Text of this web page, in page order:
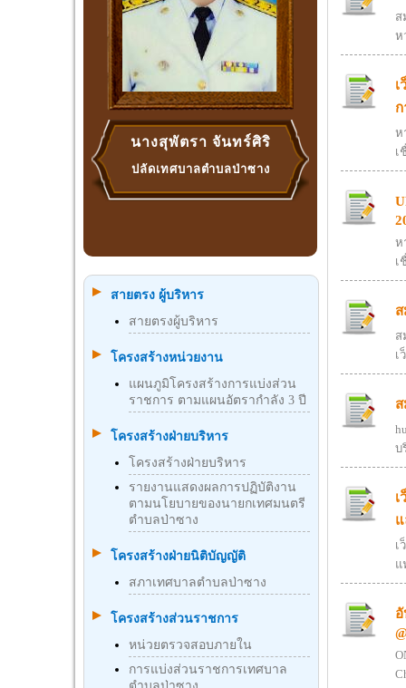
นางสุพัตรา จันทร์ศิริ
ปลัดเทศบาลตำบลป่าซาง
สายตรง ผู้บริหาร
สายตรงผู้บริหาร
โครงสร้างหน่วยงาน
แผนภูมิโครงสร้างการแบ่งส่วน
ราชการ ตามแผนอัตรากำลัง 3 ปี
โครงสร้างฝ่ายบริหาร
โครงสร้างฝ่ายบริหาร
รายงานแสดงผลการปฏิบัติงาน
ตามนโยบายของนายกเทศมนตรี
ตำบลป่าซาง
โครงสร้างฝ่ายนิติบัญญัติ
สภาเทศบาลตำบลป่าซาง
โครงสร้างส่วนราชการ
หน่วยตรวจสอบภายใน
การแบ่งส่วนราชการเทศบาล
ส
ห
ห
เ
ห
เ
ส
เ
บ
เ
แ